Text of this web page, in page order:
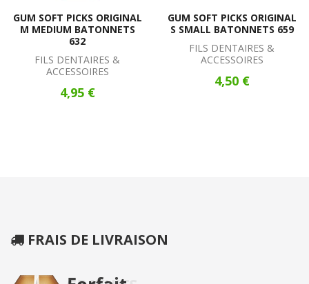
GUM SOFT PICKS ORIGINAL
M MEDIUM BATONNETS
632
FILS DENTAIRES &
ACCESSOIRES
4,95 €
GUM SOFT PICKS ORIGINAL
S SMALL BATONNETS 659
FILS DENTAIRES &
ACCESSOIRES
4,50 €
FRAIS DE LIVRAISON